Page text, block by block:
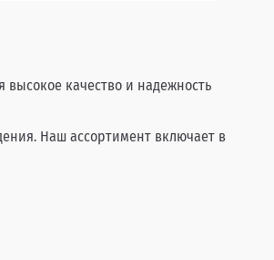
качество и надежность
Наш ассортимент включает в